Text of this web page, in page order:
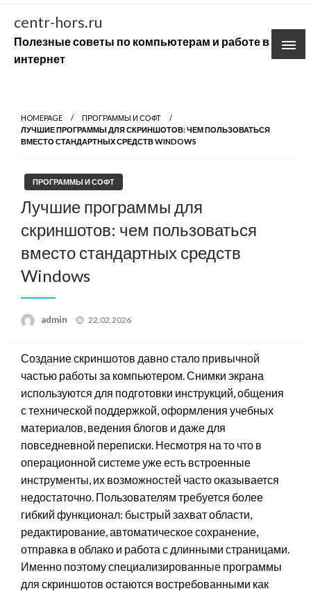
Skip
content
centr-hors.ru
Полезные советы по компьютерам и работе в
интернет
HOMEPAGE
ПРОГРАММЫ И СОФТ
ЛУЧШИЕ ПРОГРАММЫ ДЛЯ СКРИНШОТОВ: ЧЕМ ПОЛЬЗОВАТЬСЯ
ВМЕСТО СТАНДАРТНЫХ СРЕДСТВ WINDOWS
ПРОГРАММЫ И СОФТ
Лучшие программы для
скриншотов: чем пользоваться
вместо стандартных средств
Windows
admin
Posted
22.02.2026
Создание скриншотов давно стало привычной
частью работы за компьютером. Снимки экрана
используются для подготовки инструкций, общения
с технической поддержкой, оформления учебных
материалов, ведения блогов и даже для
повседневной переписки. Несмотря на то что в
операционной системе уже есть встроенные
инструменты, их возможностей часто оказывается
недостаточно. Пользователям требуется более
гибкий функционал: быстрый захват области,
редактирование, автоматическое сохранение,
отправка в облако и работа с длинными страницами.
Именно поэтому специализированные программы
для скриншотов остаются востребованными как